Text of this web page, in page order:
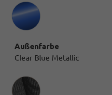
Außenfarbe
Clear Blue Metallic
Innenausstattung